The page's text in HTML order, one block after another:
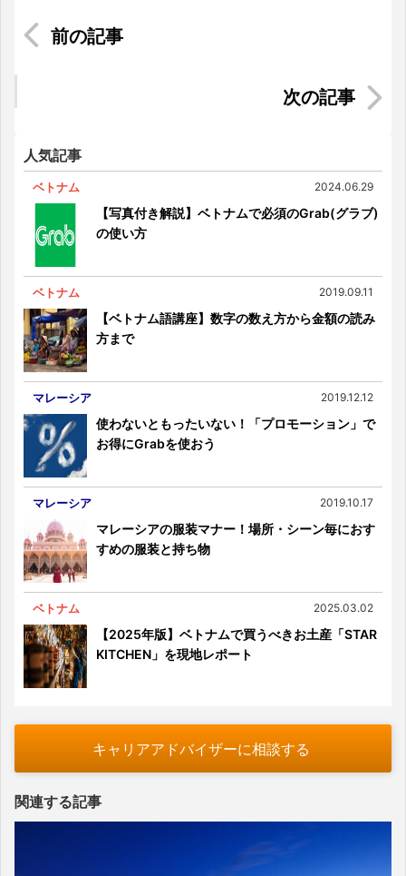
今が旬！ ベトナムのフルーツをベンタイン市場
【優秀学生はどこで学んでいるの？】フィリピン
人気記事
ベトナム 2024.06.29
【写真付き解説】ベトナムで必須のGrab(グラブ)
の使い方
ベトナム 2019.09.11
【ベトナム語講座】数字の数え方から金額の読み
方まで
マレーシア 2019.12.12
使わないともったいない！「プロモーション」で
お得にGrabを使おう
マレーシア 2019.10.17
マレーシアの服装マナー！場所・シーン毎におす
すめの服装と持ち物
ベトナム 2025.03.02
【2025年版】ベトナムで買うべきお土産「STAR
KITCHEN」を現地レポート
キャリアアドバイザーに相談する
関連する記事